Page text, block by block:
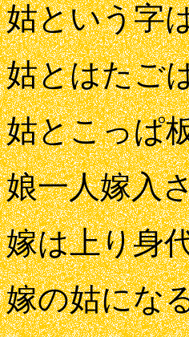
姑という字
姑とはたご
姑とこっぱ
娘一人嫁入
嫁は上り身
嫁の姑にな